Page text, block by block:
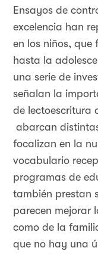
Ensayos de
excelencia han
en los niños, que
hasta la
una serie de
señalan la
de lectoescritura
abarcan
focalizan en la
vocabulario
programas de
también prestan
parecen mejorar
como de la
que no hay una